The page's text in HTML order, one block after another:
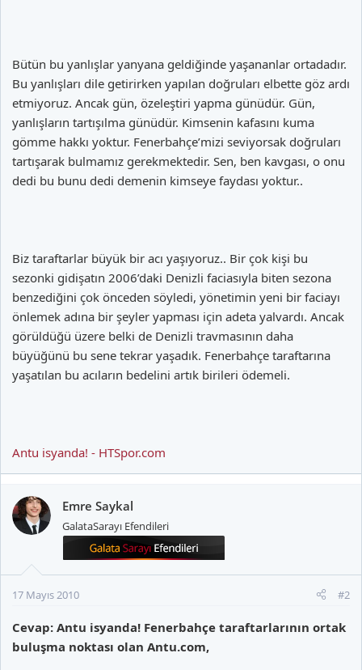
Bütün bu yanlışlar yanyana geldiğinde yaşananlar ortadadır.
Bu yanlışları dile getirirken yapılan doğruları elbette göz ardı
etmiyoruz. Ancak gün, özeleştiri yapma günüdür. Gün,
yanlışların tartışılma günüdür. Kimsenin kafasını kuma
gömme hakkı yoktur. Fenerbahçe’mizi seviyorsak doğruları
tartışarak bulmamız gerekmektedir. Sen, ben kavgası, o onu
dedi bu bunu dedi demenin kimseye faydası yoktur..
Biz taraftarlar büyük bir acı yaşıyoruz.. Bir çok kişi bu
sezonki gidişatın 2006’daki Denizli faciasıyla biten sezona
benzediğini çok önceden söyledi, yönetimin yeni bir faciayı
önlemek adına bir şeyler yapması için adeta yalvardı. Ancak
görüldüğü üzere belki de Denizli travmasının daha
büyüğünü bu sene tekrar yaşadık. Fenerbahçe taraftarına
yaşatılan bu acıların bedelini artık birileri ödemeli.
Antu isyanda! - HTSpor.com
Emre Saykal
GalataSarayı Efendileri
17 Mayıs 2010 #2
Cevap: Antu isyanda! Fenerbahçe taraftarlarının ortak
buluşma noktası olan Antu.com,